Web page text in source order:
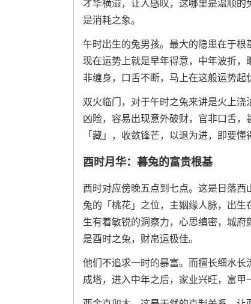
才华横溢，让人感叹，这哪里是温顺
是消耗之象。
午时出生的兔男孩。最大的隐患在于
现在运势上就是早年得意，中年波折
非缠身，口舌不断，马上在这般运势起
双火临门，对于午时之兔来讲是火上
凶险，容易出现意外破财，官非口舌
「藏」，收敛锋芒，以退为进，即要
酉时月华：暮兔的富贵根基
酉时对应傍晚五点到七点。这是日落
兔的「桃花」之位，主姻缘人脉，出
生有着敏锐的洞察力，心思缜密，城
是酉时之兔，财帛运极佳。
他们不追求一时的暴富。而擅长细水
成塔，进入中年之后，家业兴旺，富甲